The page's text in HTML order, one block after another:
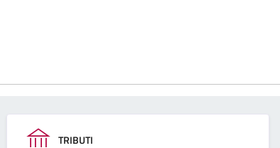
TRIBUTI